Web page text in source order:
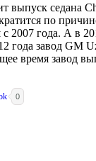
седана
по
2007 года. А в
года завод GM
время завод
0